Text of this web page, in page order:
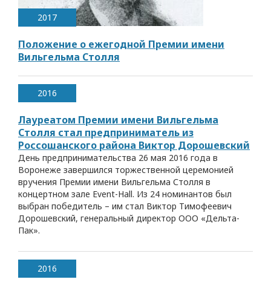
2017
Положение о ежегодной Премии имени
Вильгельма Столля
2016
Лауреатом Премии имени Вильгельма
Столля стал предприниматель из
Россошанского района Виктор Дорошевский
День предпринимательства 26 мая 2016 года в
Воронеже завершился торжественной церемонией
вручения Премии имени Вильгельма Столля в
концертном зале Event-Hall. Из 24 номинантов был
выбран победитель – им стал Виктор Тимофеевич
Дорошевский, генеральный директор ООО «Дельта-
Пак».
2016